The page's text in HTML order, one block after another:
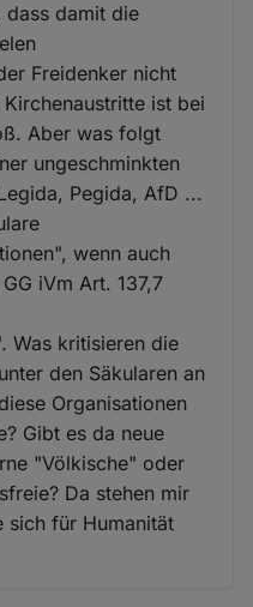
dass damit die
Freidenker nicht
ist bei
Aber was folgt
ungeschminkten
Pegida, AfD ...
wenn auch
iVm Art. 137,7
Was kritisieren die
den Säkularen an
Organisationen
Gibt es da neue
"Völkische" oder
Da stehen mir
sich für Humanität